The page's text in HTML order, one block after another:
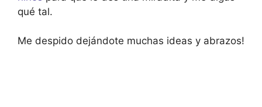
qué tal.
Me despido dejándote muchas ideas y abrazos!